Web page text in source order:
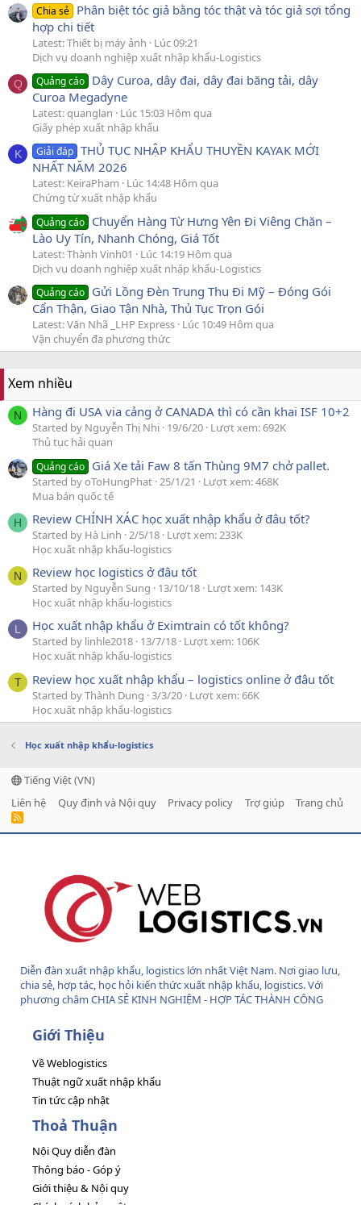
Chia sẻ Phân biệt tóc giả bằng tóc thật và tóc giả sợi tổng
hợp chi tiết
Latest: Thiết bị máy ảnh
Lúc 09:21
Dịch vụ doanh nghiệp xuất nhập khẩu-Logistics
Q Quảng cáo Dây Curoa, dây đai, dây đai băng tải, dây
Curoa Megadyne
Latest: quanglan
Lúc 15:03 Hôm qua
Giấy phép xuất nhập khẩu
K Giải đáp THỦ TỤC NHẬP KHẨU THUYỀN KAYAK MỚI
NHẤT NĂM 2026
Latest: KeiraPham
Lúc 14:48 Hôm qua
Chứng từ xuất nhập khẩu
Quảng cáo Chuyển Hàng Từ Hưng Yên Đi Viêng Chăn –
Lào Uy Tín, Nhanh Chóng, Giá Tốt
Latest: Thành Vinh01
Lúc 14:19 Hôm qua
Dịch vụ doanh nghiệp xuất nhập khẩu-Logistics
Quảng cáo Gửi Lồng Đèn Trung Thu Đi Mỹ – Đóng Gói
Cẩn Thận, Giao Tận Nhà, Thủ Tục Trọn Gói
Latest: Văn Nhã _LHP Express Lúc 10:49 Hôm qua
Vận chuyển đa phương thức
Xem nhiều
N Hàng đi USA via cảng ở CANADA thì có cần khai ISF 10+2
Started by Nguyễn Thị Nhi 19/6/20 Lượt xem: 692K
Thủ tục hải quan
Quảng cáo Giá Xe tải Faw 8 tấn Thùng 9M7 chở pallet.
Started by oToHungPhat 25/1/21
Lượt xem: 468K
Mua bán quốc tế
H Review CHÍNH XÁC học xuất nhập khẩu ở đâu tốt?
Started by Hà Linh 2/5/18 Lượt xem: 233K
Học xuất nhập khẩu-logistics
N Review học logistics ở đâu tốt
Started by Nguyễn Sung 13/10/18 Lượt xem: 143K
Học xuất nhập khẩu-logistics
L Học xuất nhập khẩu ở Eximtrain có tốt không?
Started by linhle2018 13/7/18 Lượt xem: 106K
Học xuất nhập khẩu-logistics
T Review học xuất nhập khẩu – logistics online ở đâu tốt
Started by Thành Dung 3/3/20 Lượt xem: 66K
Học xuất nhập khẩu-logistics
Học xuất nhập khẩu-logistics
Tiếng Việt (VN)
Liên hệ
Quy định và Nội quy Privacy policy Trợ giúp Trang chủ
R
Diễn đàn xuất nhập khẩu, logistics lớn nhất Việt Nam. Nơi giao lưu,
chia sẻ, hợp tác, học hỏi kiến thức xuất nhập khẩu, logistics. Với
phương châm CHIA SẺ KINH NGHIỆM - HỢP TÁC THÀNH CÔNG
Giới Thiệu
Về Weblogistics
Thuật ngữ xuất nhập khẩu
Tin tức cập nhật
Thoả Thuận
Nội Quy diễn đàn
Thông báo - Góp ý
Giới thiệu & Nội quy